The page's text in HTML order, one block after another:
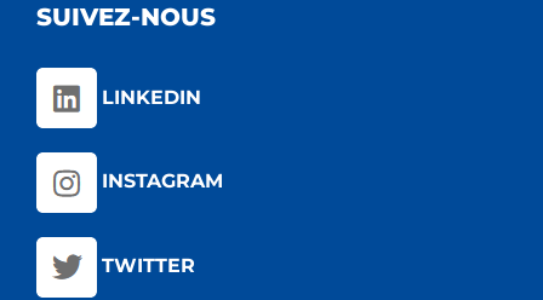
SUIVEZ-NOUS
LINKEDIN
INSTAGRAM
TWITTER